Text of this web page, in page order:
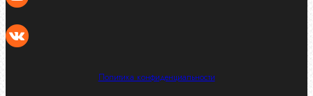
Политика конфиденциальности